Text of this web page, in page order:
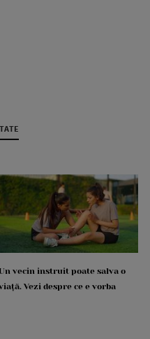
Un vecin instruit poate salva o
Vezi despre ce e vorba